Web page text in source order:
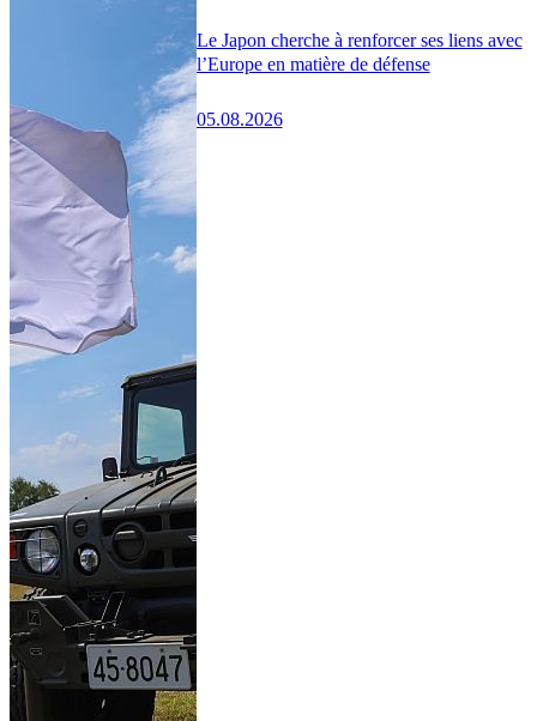
Le Japon cherche à renforcer ses liens avec
l’Europe en matière de défense
05.08.2026